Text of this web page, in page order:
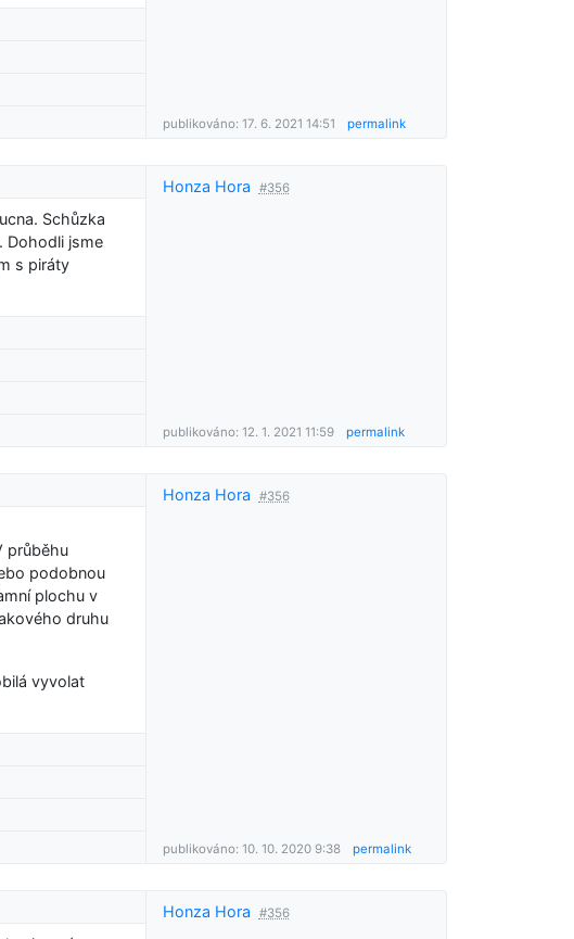
publikováno: 17. 6. 2021 14:51 permalink
Schůzka
Dohodli jsme
s piráty
Honza Hora #356
publikováno: 12. 1. 2021 11:59 permalink
průběhu
podobnou
plochu v
druhu
vyvolat
Honza Hora #356
publikováno: 10. 10. 2020 9:38 permalink
Honza Hora #356